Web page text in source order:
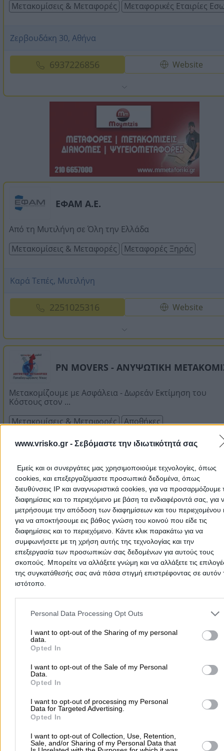
www.vrisko.gr - Σεβόμαστε την ιδιωτικότητά σας
Εμείς και οι συνεργάτες μας χρησιμοποιούμε τεχνολογίες, όπως
cookies, και επεξεργαζόμαστε προσωπικά δεδομένα, όπως
διευθύνσεις IP και αναγνωριστικά cookies, για να προσαρμόζουμε
διαφημίσεις και το περιεχόμενο με βάση τα ενδιαφέροντά σας, για
μετρήσουμε την απόδοση των διαφημίσεων και του περιεχομένου
για να αποκτήσουμε εις βάθος γνώση του κοινού που είδε τις
διαφημίσεις και το περιεχόμενο. Κάντε κλικ παρακάτω για να
συμφωνήσετε με τη χρήση αυτής της τεχνολογίας και την
επεξεργασία των προσωπικών σας δεδομένων για αυτούς τους
σκοπούς. Μπορείτε να αλλάξετε γνώμη και να αλλάξετε τις
της συγκατάθεσής σας ανά πάσα στιγμή επιστρέφοντας σε αυτόν
ιστότοπο.
Please note that this website/app uses one or more Google
and may gather and store information including but not limited to
to Google and its third-party tags to use your data for below
purposes in below Google consent section.
Personal Data Processing Opt Outs
I want to opt-out of the Sharing of my personal
data.
Opted In
I want to opt-out of the Sale of my Personal
Data.
Opted In
I want to opt-out of processing my Personal
Data for Targeted Advertising.
Opted In
I want to opt-out of Collection, Use, Retention,
Sale, and/or Sharing of my Personal Data that
Μετακομίσεις & Μεταφορές
Μεταφορικές Εταιρίες
Ζερβουδάκη 30, Αθήνα
6937226856 Website
ΕΦΑΜ Α.Ε.
Από τη Μυτιλήνη σε Όλη την Ελλάδα
Μετακομίσεις & Μεταφορές
Μεταφορές Ξηράς
Καρά Τεπές, Μυτιλήνη
2251025316 Website
PN MOVERS - ΑΝΥΨΩΤΙΚΗ
Μετακομίζουμε με Ασφάλεια - Δωρεάν Εκτίμηση του
Κόστους στον ...
Μετακομίσεις & Μεταφορές
Αποθήκες
2294022813 Website
ΚΑΛΟΜΠΡΑΤΣΟΣ
Ταχυμεταφορές - Ελληνική Μεταφορική – Μετακομίσεις -
Μικρομε ...
6907501484
ΒΕΡΡΑΣ ΜΕΤΑΦΟΡΙΚΗ
Μετακομίσεις – Αποθήκευση οικοσκευών επίπλων -
Μετα ...